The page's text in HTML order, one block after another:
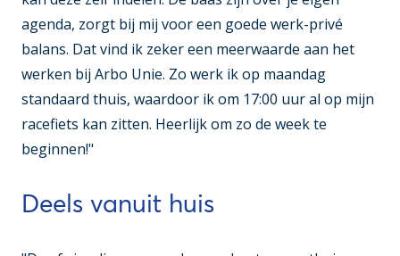
agenda, zorgt bij mij voor een goede werk-privé
balans. Dat vind ik zeker een meerwaarde aan het
werken bij Arbo Unie. Zo werk ik op maandag
standaard thuis, waardoor ik om 17:00 uur al op mijn
racefiets kan zitten. Heerlijk om zo de week te
beginnen!"
Deels vanuit huis